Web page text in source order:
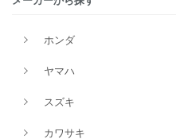
ホンダ
ヤマハ
スズキ
カワサキ